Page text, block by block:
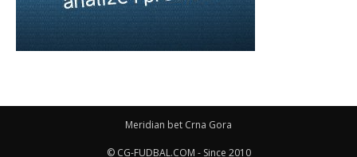
Meridian bet Crna Gora
© CG-FUDBAL.COM - Since 2010